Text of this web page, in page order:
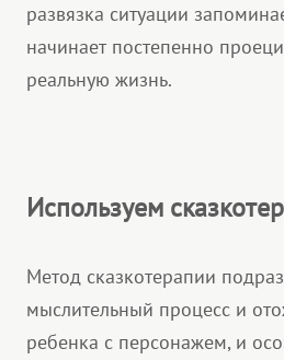
развязка ситуации
начинает постепенно
реальную жизнь.
Используем
Метод сказкотерапии
мыслительный процесс и
ребенка с персонажем, и